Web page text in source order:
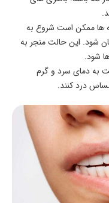
ها ممکن است شروع به
شود. این حالت منجر به
شود.
به دمای سرد و گرم
درد کنند.